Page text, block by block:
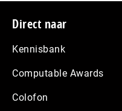
Footer
Direct naar
Kennisbank
Computable Awards
Colofon